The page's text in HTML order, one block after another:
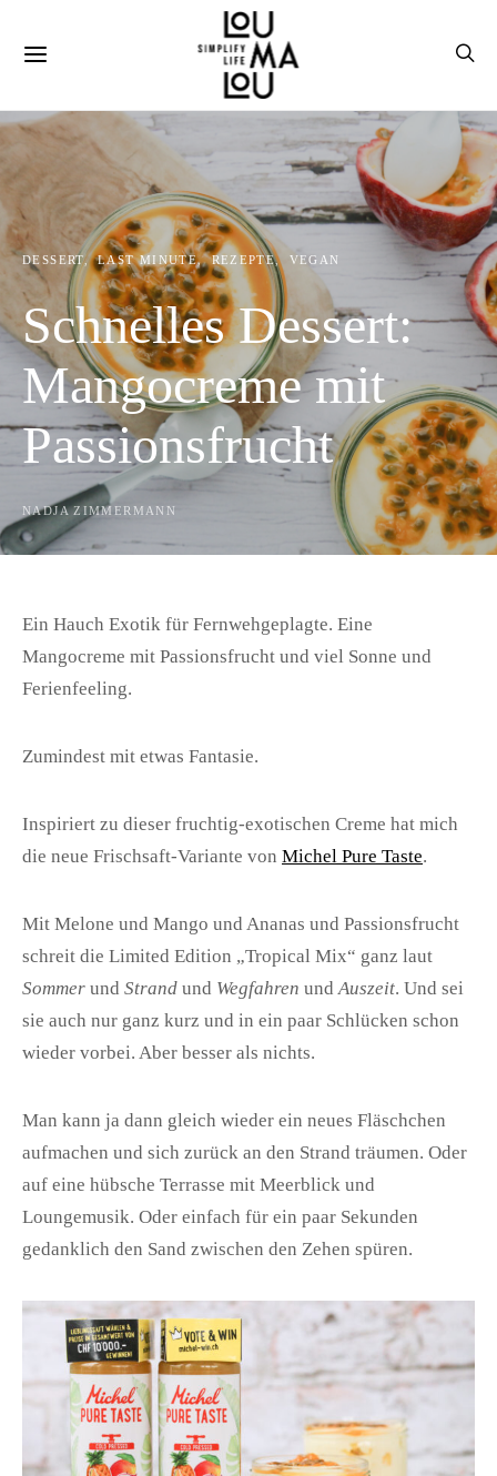
DESSERT LAST MINUTE REZEPTE VEGAN
Schnelles Dessert:
Mangocreme mit
Passionsfrucht
NADJA ZIMMERMANN
Ein Hauch Exotik für Fernwehgeplagte. Eine
Mangocreme mit Passionsfrucht und viel Sonne und
Ferienfeeling.
Zumindest mit etwas Fantasie.
Inspiriert zu dieser fruchtig-exotischen Creme hat mich
die neue Frischsaft-Variante von Michel Pure Taste.
Mit Melone und Mango und Ananas und Passionsfrucht
schreit die Limited Edition „Tropical Mix“ ganz laut
Sommer und Strand und Wegfahren undAuszeit. Und sei
sie auch nur ganz kurz und in ein paar Schlücken schon
wieder vorbei. Aber besser als nichts.
Man kann ja dann gleich wieder ein neues Fläschchen
aufmachen und sich zurück an den Strand träumen. Oder
auf eine hübsche Terrasse mit Meerblick und
Loungemusik. Oder einfach für ein paar Sekunden
gedanklich den Sand zwischen den Zehen spüren.